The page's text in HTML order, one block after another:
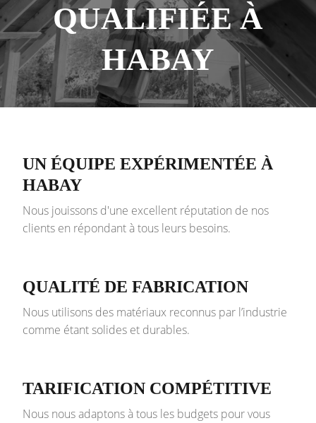
QUALIFIÉE À
HABAY
UN ÉQUIPE EXPÉRIMENTÉE À
HABAY
Nous jouissons d'une excellent réputation de nos
clients en répondant à tous leurs besoins.
QUALITÉ DE FABRICATION
Nous utilisons des matériaux reconnus par l’industrie
comme étant solides et durables.
TARIFICATION COMPÉTITIVE
Nous nous adaptons à tous les budgets pour vous